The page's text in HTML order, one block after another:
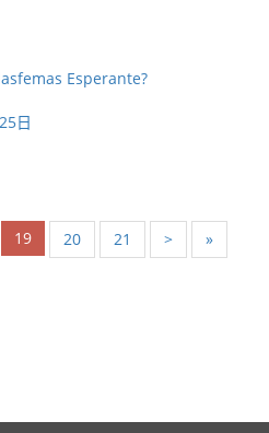
Esperante?
日
19 20 21 > »